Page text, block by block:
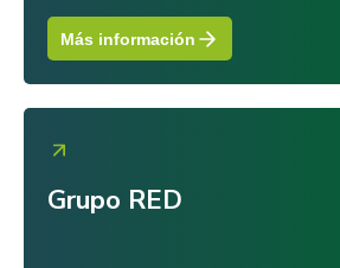
Más información
Grupo RED